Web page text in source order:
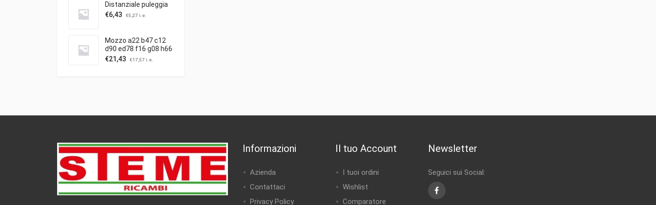
Distanziale puleggia
€6,43 €5,27 i.e.
Mozzo a22 b47 c12
d90 ed78 f16 g08 h66
c/puleggia ibea
€21,43 €17,57 i.e.
Informazioni
Azienda
Contattaci
Privacy Policy
Il tuo Account
I tuoi ordini
Wishlist
Comparatore
Newsletter
Seguici sui Social:
Facebook